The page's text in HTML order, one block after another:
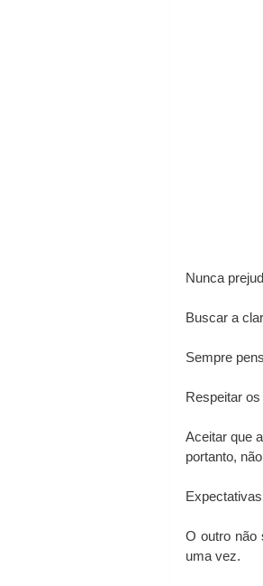
Nunca
Buscar a
Sempre
Respeitar
Aceitar que
portanto,
O outro não
uma vez.